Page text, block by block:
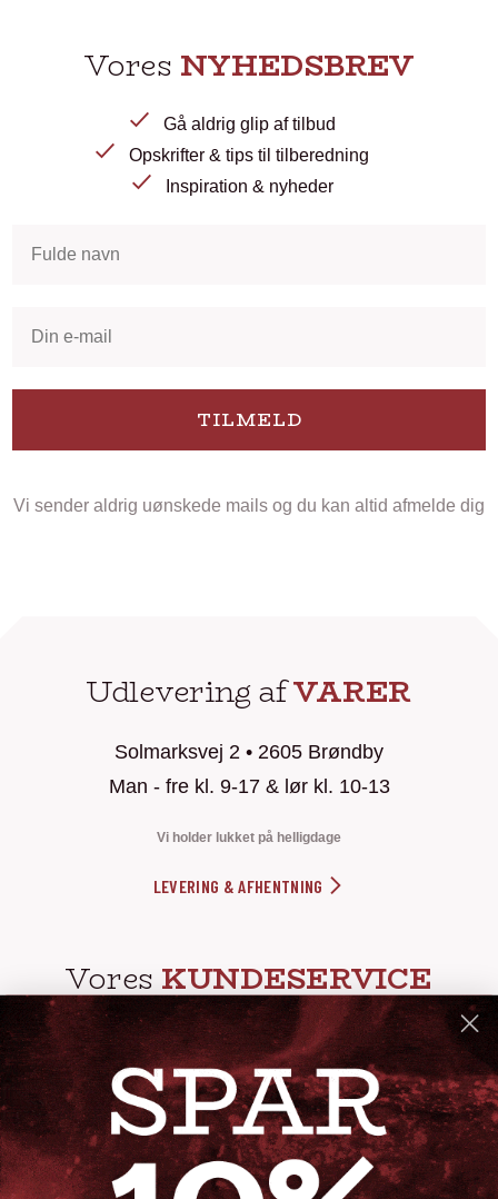
Vores NYHEDSBREV
Gå aldrig glip af tilbud
Opskrifter & tips til tilberedning
Inspiration & nyheder
TILMELD
Vi sender aldrig uønskede mails og du kan altid afmelde dig
Udlevering afVARER
Solmarksvej 2 • 2605 Brøndby
Man - fre kl. 9-17 & lør kl. 10-13
Vi holder lukket på helligdage
LEVERING & AFHENTNING
Vores KUNDESERVICE
info@steak-out.dk
+45 53644030
Telefontid: man - fre kl. 10-15